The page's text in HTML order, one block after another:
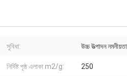
সুবিধা: উচ্চ উত্পাদন নমনীয়তা
নির্দিষ্ট পৃষ্ঠ এলাকা m2/g: 250